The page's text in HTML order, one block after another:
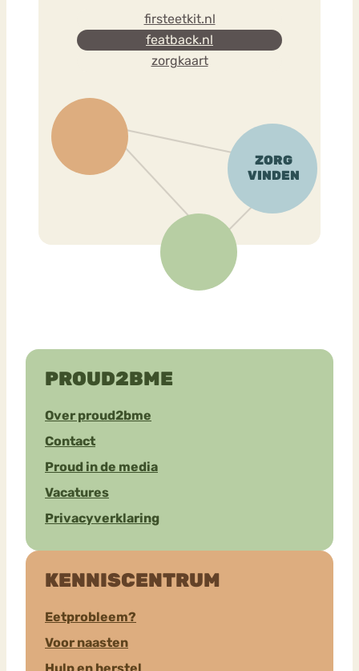
firsteetkit.nl
featback.nl
zorgkaart
PROUD2BME
Over proud2bme
Contact
Proud in de media
Vacatures
Privacyverklaring
KENNISCENTRUM
Eetprobleem?
Voor naasten
Hulp en herstel